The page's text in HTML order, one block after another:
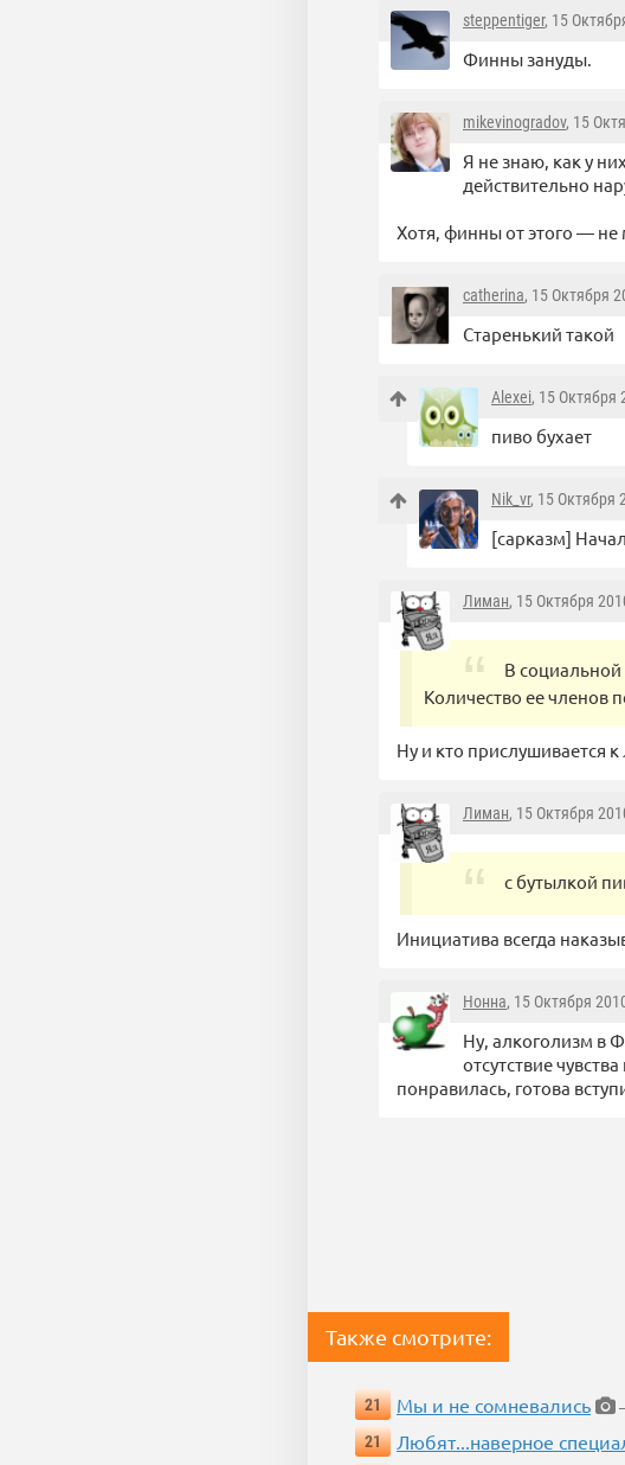
steppentiger, 15
Финны зануды.
mikevinogradov, 15
Я не знаю, как у
действительно
Хотя, финны от этого —
catherina, 15 Октября
Старенький такой
Alexei, 15 Октября
пиво бухает
Nik_vr, 15 Октября
[сарказм]
Лиман, 15 Октября
В социальной
Количество ее членов
Ну и кто прислушивается
Лиман, 15 Октября
с бутылкой
Инициатива всегда
Нонна, 15 Октября
Ну, алкоголизм в
отсутствие
понравилась, готова
Также смотрите:
21 Мы и не сомневались
21
Любят...наверное